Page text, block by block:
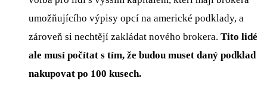
umožňujícího výpisy opcí na americké podklady, a
zároveň si nechtějí zakládat nového brokera. Tito lidé
ale musí počítat s tím, že budou muset daný podklad
nakupovat po 100 kusech.